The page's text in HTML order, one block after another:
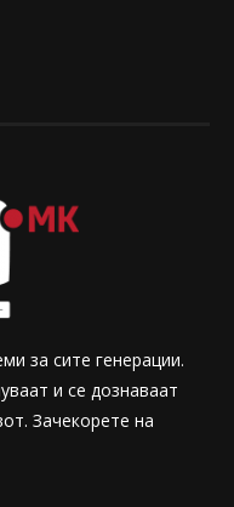
за сите генерации.
и се дознаваат
Зачекорете на